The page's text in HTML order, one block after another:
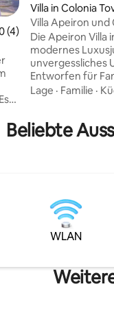
(4)
Villa in Colonia
Villa Apeiron und
Die Apeiron Villa
modernes
unvergessliches
Entworfen für
moderne
Panoramablick
Tovar von
ein exklusiver
idyllischen
Lage · Familie ·
Beliebte
WLAN